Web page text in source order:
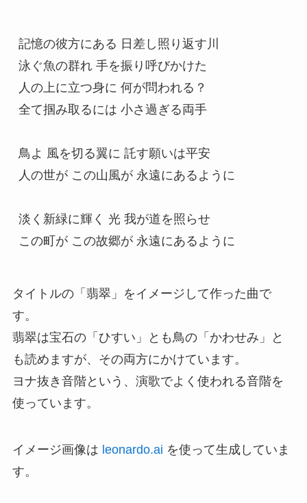
記憶の彼方にある 日差し照り返す川
泳ぐ魚の群れ 手を振り呼びかけた
人の上に立つ身に 何が問われる？
全て掴み取るには 小さ過ぎる両手
鳥よ 風を切る翼に 託す願いは平安
人の世が この山風が 永遠にあるように
淡く新緑に輝く 光 我が道を照らせ
この町が この故郷が 永遠にあるように
タイトルの「翡翠」をイメージして作った曲で
す。
翡翠は宝石の「ひすい」とも鳥の「かわせみ」と
も読めますが、その両方にかけています。
ヨナ抜き音階という、演歌でよく使われる音階を
使っています。
イメージ画像は leonardo.ai を使って生成していま
す。